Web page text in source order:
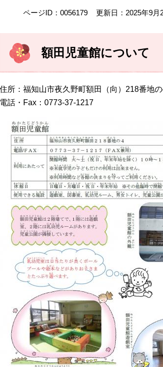
ページID：0056179 更新日：2025年9月
額田児童館について
住所：福知山市夜久野町額田（向）218番地
電話・Fax：0773-37-1217